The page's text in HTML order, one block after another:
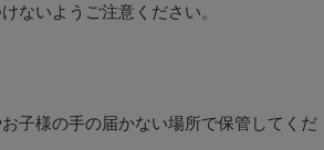
ないようご注意ください。
子様の手の届かない場所で保管してくだ